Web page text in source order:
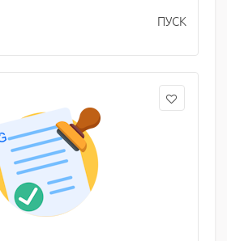
ПУСК